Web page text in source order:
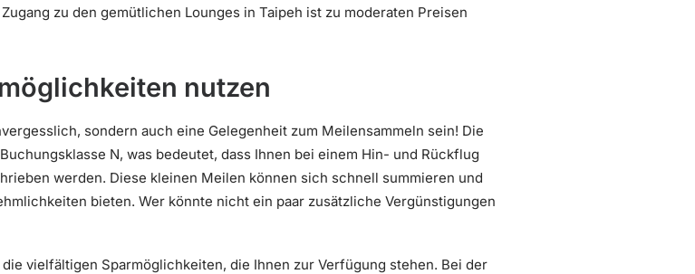
zu den gemütlichen Lounges in Taipeh ist zu moderaten Preisen
nutzen
sondern auch eine Gelegenheit zum Meilensammeln sein! Die
N, was bedeutet, dass Ihnen bei einem Hin- und Rückflug
werden. Diese kleinen Meilen können sich schnell summieren und
bieten. Wer könnte nicht ein paar zusätzliche Vergünstigungen
vielfältigen Sparmöglichkeiten, die Ihnen zur Verfügung stehen. Bei der